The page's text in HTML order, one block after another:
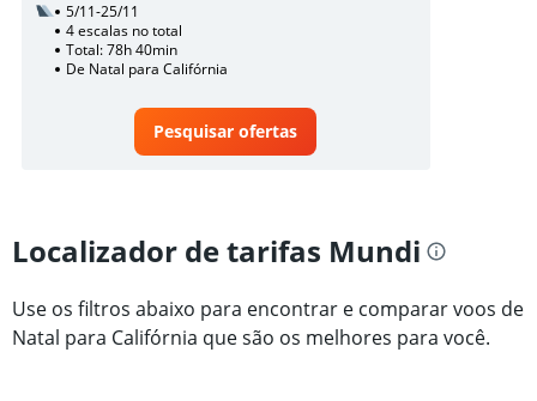
5/11-25/11
4 escalas no total
Total: 78h 40min
De Natal para Califórnia
Pesquisar ofertas
Localizador de tarifas Mundi
Use os filtros abaixo para encontrar e comparar voos de
Natal para Califórnia que são os melhores para você.